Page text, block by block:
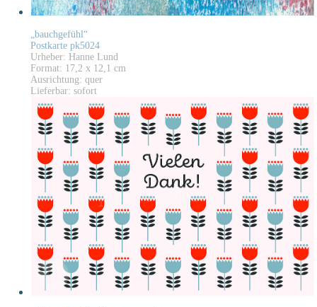
„bauchgefühl“
Postkarte pk5024
Urheber: Hanne Lund
Format: 17,2 x 12,1 cm
Ausrichtung: quer
Lieferbar: sofort